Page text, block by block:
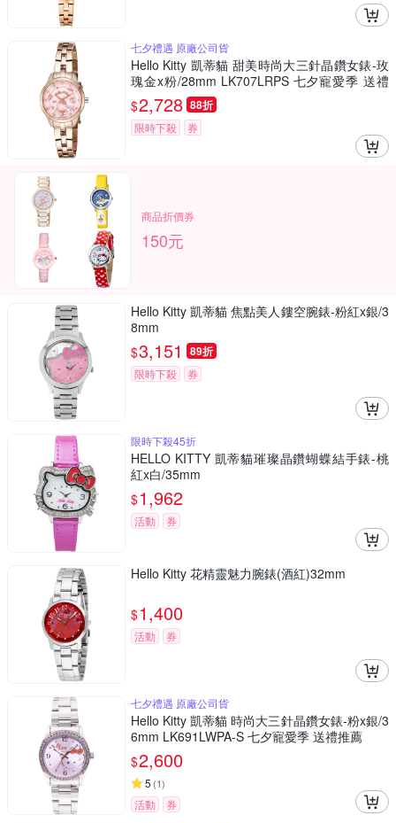
七夕禮遇 原廠公司貨
Hello Kitty 凱蒂貓 甜美時尚大三針晶鑽女錶-玫
瑰金x粉/28mm LK707LRPS 七夕寵愛季 送禮
推薦
$2,728 88折
限時下殺 券
商品折價券
150元
Hello Kitty 凱蒂貓 焦點美人鏤空腕錶-粉紅x銀/3
8mm
$3,151 89折
限時下殺 券
限時下殺45折
HELLO KITTY 凱蒂貓璀璨晶鑽蝴蝶結手錶-桃
紅x白/35mm
$1,962
活動 券
Hello Kitty 花精靈魅力腕錶(酒紅)32mm
$1,400
活動 券
七夕禮遇 原廠公司貨
Hello Kitty 凱蒂貓 時尚大三針晶鑽女錶-粉x銀/3
6mm LK691LWPA-S 七夕寵愛季 送禮推薦
$2,600
5 (1)
活動
券